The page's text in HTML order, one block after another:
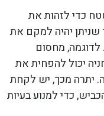
כדי לזהות את
שניתן יהיה למקם את
מחסום
יכול להפחית את
יתרה מכך, יש לקחת
כדי למנוע בעיות